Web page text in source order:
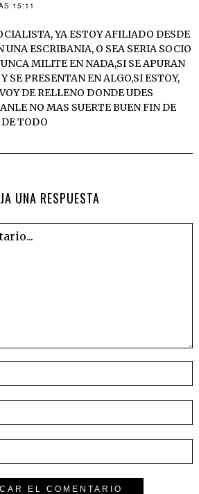
15:11
YA ESTOY AFILIADO DESDE
UNA ESCRIBANIA, O SEA SERIA SOCIO
MILITE EN NADA,SI SE APURAN
SE PRESENTAN EN ALGO,SI ESTOY,
DE RELLENO DONDE UDES
NO MAS SUERTE BUEN FIN DE
TODO
UNA RESPUESTA